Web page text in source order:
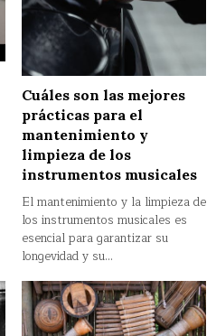
Cuáles son las mejores
prácticas para el
mantenimiento y
limpieza de los
instrumentos musicales
El mantenimiento y la limpieza de
los instrumentos musicales es
esencial para garantizar su
longevidad y su…